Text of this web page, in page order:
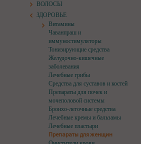
ВОЛОСЫ
ЗДОРОВЬЕ
Витамины
Чаванпраш и
иммуностимуляторы
Тонизирующие средства
Желудочно-кишечные
заболевания
Лечебные грибы
Средства для суставов и костей
Препараты для почек и
мочеполовой системы
Бронхо-легочные средства
Лечебные кремы и бальзамы
Лечебные пластыри
Препараты для женщин